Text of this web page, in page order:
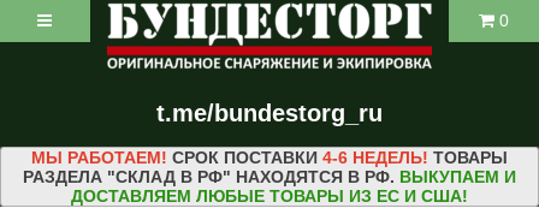
t.me/bundestorg_ru
0
МЫ РАБОТАЕМ! СРОК ПОСТАВКИ 4-6 НЕДЕЛЬ! ТОВАРЫ
РАЗДЕЛА "СКЛАД В РФ" НАХОДЯТСЯ В РФ. ВЫКУПАЕМ И
ДОСТАВЛЯЕМ ЛЮБЫЕ ТОВАРЫ ИЗ ЕС И США!